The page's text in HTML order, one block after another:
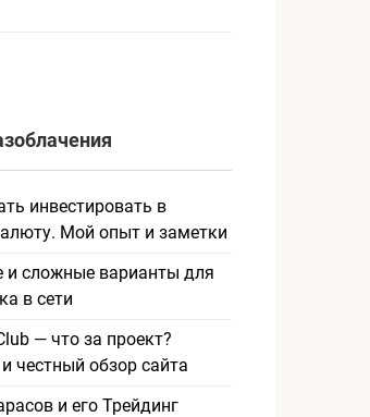
инвестировать в
Мой опыт и заметки
и сложные варианты для
в сети
— что за проект?
честный обзор сайта
и его Трейдинг